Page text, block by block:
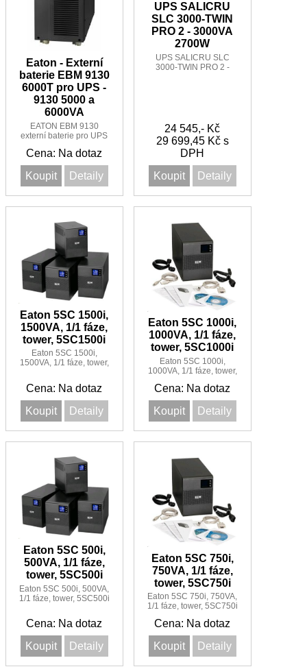
Eaton - Externí
baterie EBM 9130
6000T pro UPS -
9130 5000 a
6000VA
EATON EBM 9130
externí baterie pro UPS
Cena: Na dotaz
Koupit
Detaily
UPS SALICRU
SLC 3000-TWIN
PRO 2 - 3000VA
2700W
UPS SALICRU SLC
3000-TWIN PRO 2 -
24 545,- Kč
29 699,45 Kč s
DPH
Koupit
Detaily
Eaton 5SC 1500i,
1500VA, 1/1 fáze,
tower, 5SC1500i
Eaton 5SC 1500i,
1500VA, 1/1 fáze, tower,
Cena: Na dotaz
Koupit
Detaily
Eaton 5SC 1000i,
1000VA, 1/1 fáze,
tower, 5SC1000i
Eaton 5SC 1000i,
1000VA, 1/1 fáze, tower,
Cena: Na dotaz
Koupit
Detaily
Eaton 5SC 500i,
500VA, 1/1 fáze,
tower, 5SC500i
Eaton 5SC 500i, 500VA,
1/1 fáze, tower, 5SC500i
Cena: Na dotaz
Koupit
Detaily
Eaton 5SC 750i,
750VA, 1/1 fáze,
tower, 5SC750i
Eaton 5SC 750i, 750VA,
1/1 fáze, tower, 5SC750i
Cena: Na dotaz
Koupit
Detaily